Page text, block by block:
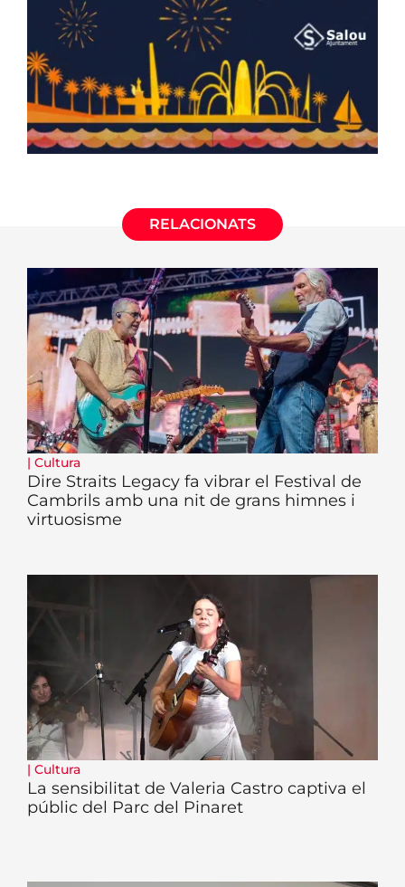
RELACIONATS
| Cultura
Dire Straits Legacy fa vibrar el Festival de
Cambrils amb una nit de grans himnes i
virtuosisme
| Cultura
La sensibilitat de Valeria Castro captiva el
públic del Parc del Pinaret